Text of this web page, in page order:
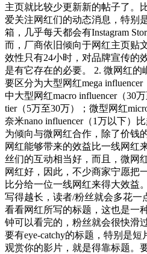
主页就比较少更新新的帖子了。
爱关注网红们的动态消息，特别
箱，几乎每天都会有Instagram
而，厂商依旧倾向于网红主页贴
效性只有24小时，对品牌宣传的
是有它存在的必要。 2. 微网红的
要区分为大型网红mega
中大型网红macro influencer（30
tier（5万至30万）；微型网红
奈米nano influencer（1万以下）
为倾向与微网红合作，除了价钱
网红能够带来的效益比一线网红
丝们的互动相当好，而且，微网
网红好，因此，不少商家宁愿把
比分给一位一线网红来得大效益
写得越长，读者/粉丝就会多花一
看看网红所写的标题，这也是一
钟可以看完的，粉丝就会很快滑
要有eye-catchy的标题，特别是
观赏你的影片，就是得靠标题。